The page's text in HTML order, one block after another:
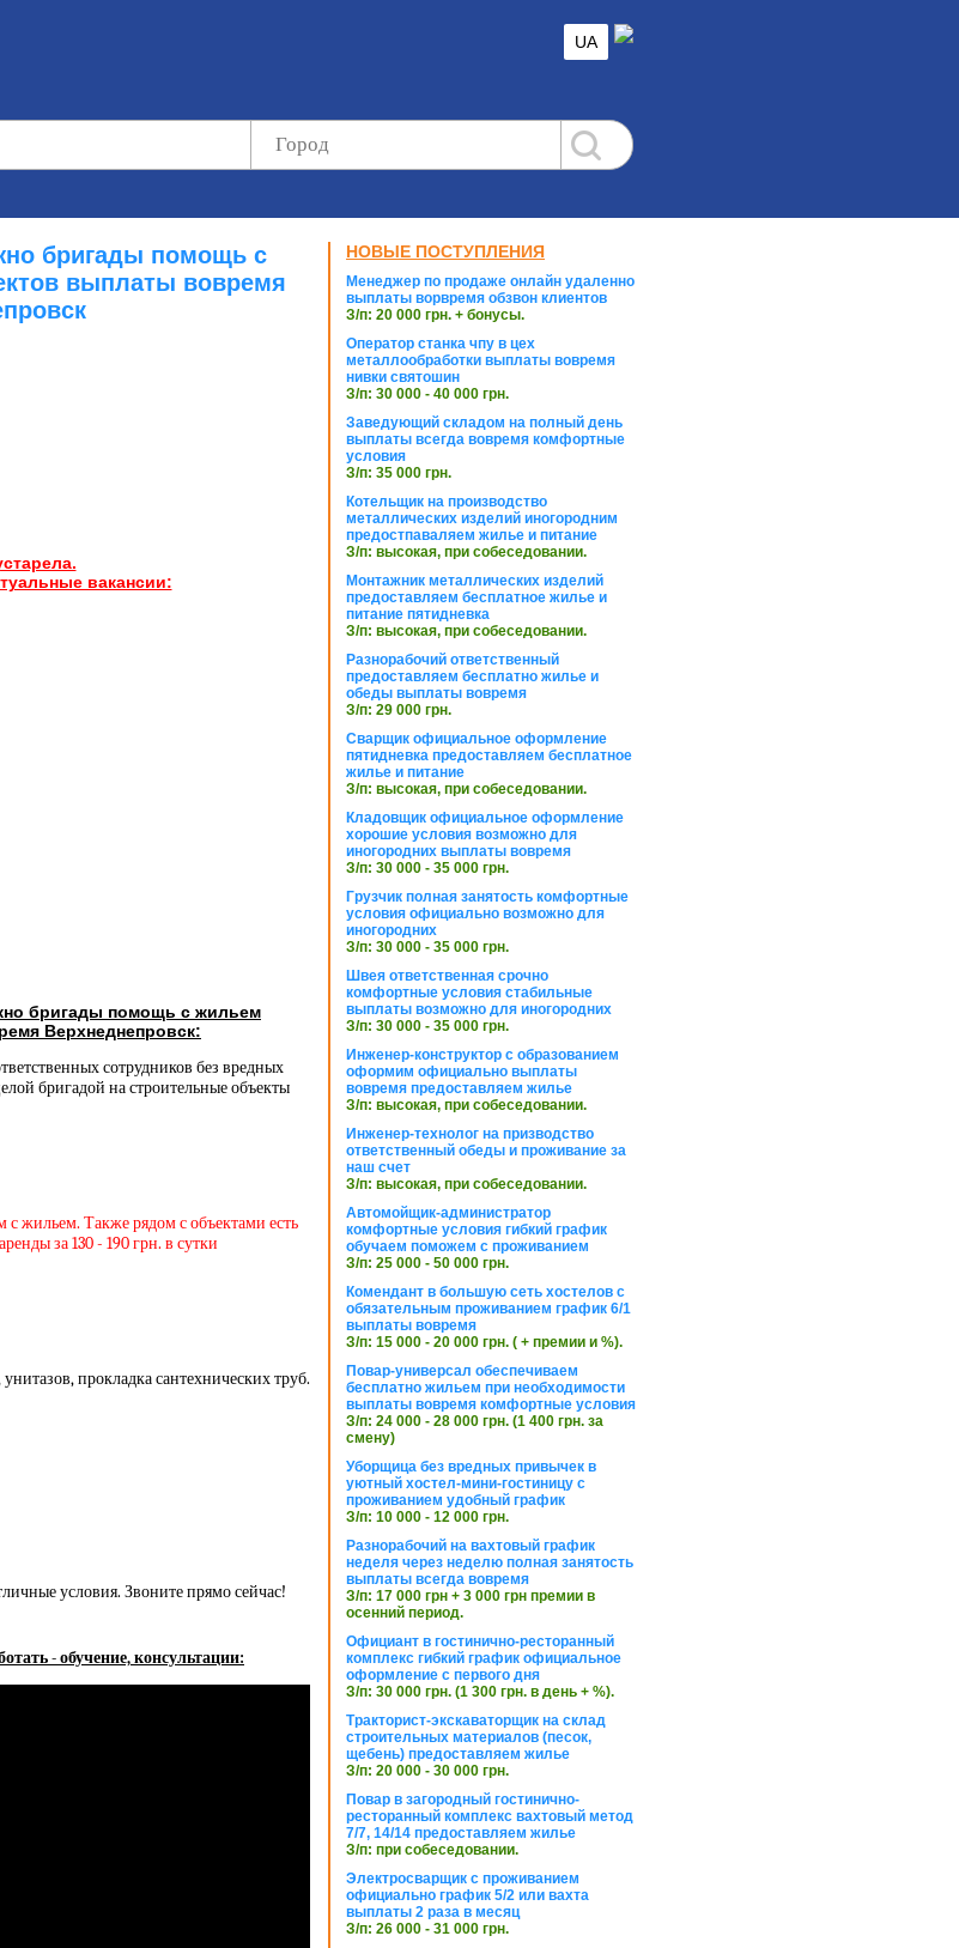
UA
бригады помощь с
выплаты вовремя
вакансии:
бригады помощь с жильем
Верхнеднепровск:
сотрудников без вредных
бригадой на строительные объекты
жильем. Также рядом с объектами есть
за 130 - 190 грн. в сутки
прокладка сантехнических труб.
условия. Звоните прямо сейчас!
- обучение, консультации:
НОВЫЕ ПОСТУПЛЕНИЯ
Менеджер по продаже онлайн удаленно
выплаты ворвремя обзвон клиентов
З/п: 20 000 грн. + бонусы.
Оператор станка чпу в цех
металлообработки выплаты вовремя
нивки святошин
З/п: 30 000 - 40 000 грн.
Заведующий складом на полный день
выплаты всегда вовремя комфортные
условия
З/п: 35 000 грн.
Котельщик на производство
металлических изделий иногородним
предостпаваляем жилье и питание
З/п: высокая, при собеседовании.
Монтажник металлических изделий
предоставляем бесплатное жилье и
питание пятидневка
З/п: высокая, при собеседовании.
Разнорабочий ответственный
предоставляем бесплатно жилье и
обеды выплаты вовремя
З/п: 29 000 грн.
Сварщик официальное оформление
пятидневка предоставляем бесплатное
жилье и питание
З/п: высокая, при собеседовании.
Кладовщик официальное оформление
хорошие условия возможно для
иногородних выплаты вовремя
З/п: 30 000 - 35 000 грн.
Грузчик полная занятость комфортные
условия официально возможно для
иногородних
З/п: 30 000 - 35 000 грн.
Швея ответственная срочно
комфортные условия стабильные
выплаты возможно для иногородних
З/п: 30 000 - 35 000 грн.
Инженер-конструктор с образованием
оформим официально выплаты
вовремя предоставляем жилье
З/п: высокая, при собеседовании.
Инженер-технолог на призводство
ответственный обеды и проживание за
наш счет
З/п: высокая, при собеседовании.
Автомойщик-администратор
комфортные условия гибкий график
обучаем поможем с проживанием
З/п: 25 000 - 50 000 грн.
Комендант в большую сеть хостелов с
обязательным проживанием график 6/1
выплаты вовремя
З/п: 15 000 - 20 000 грн. ( + премии и %).
Повар-универсал обеспечиваем
бесплатно жильем при необходимости
выплаты вовремя комфортные условия
З/п: 24 000 - 28 000 грн. (1 400 грн. за
смену)
Уборщица без вредных привычек в
уютный хостел-мини-гостиницу с
проживанием удобный график
З/п: 10 000 - 12 000 грн.
Разнорабочий на вахтовый график
неделя через неделю полная занятость
выплаты всегда вовремя
З/п: 17 000 грн + 3 000 грн премии в
осенний период.
Официант в гостинично-ресторанный
комплекс гибкий график официальное
оформление с первого дня
З/п: 30 000 грн. (1 300 грн. в день + %).
Тракторист-экскаваторщик на склад
строительных материалов (песок,
щебень) предоставляем жилье
З/п: 20 000 - 30 000 грн.
Повар в загородный гостинично-
ресторанный комплекс вахтовый метод
7/7, 14/14 предоставляем жилье
З/п: при собеседовании.
Электросварщик с проживанием
официально график 5/2 или вахта
выплаты 2 раза в месяц
З/п: 26 000 - 31 000 грн.